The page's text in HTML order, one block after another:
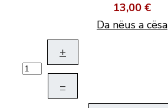
13,00 €
Da nëus a cësa
+
–